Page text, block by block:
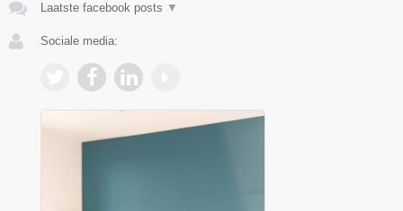
Laatste facebook posts ▼
Sociale media: